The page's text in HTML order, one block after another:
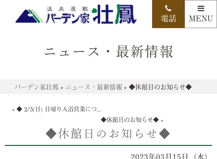
ニュース・最新情報
バーデン家壮鳳 » ニュース・最新情報 » ◆休館日のお知らせ◆
« ◆ 2/5(日) 日帰り入浴営業につ...
◆休館日のお知らせ◆ »
◆休館日のお知らせ◆
2023年03月15日（水）